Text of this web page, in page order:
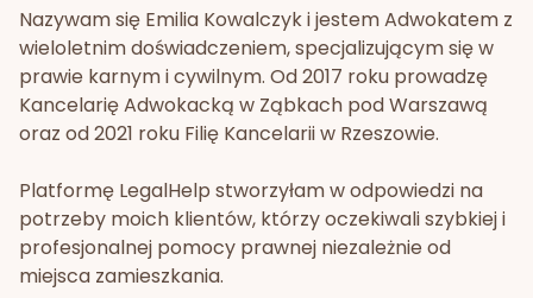
Nazywam się Emilia Kowalczyk i jestem Adwokatem z
wieloletnim doświadczeniem, specjalizującym się w
prawie karnym i cywilnym. Od 2017 roku prowadzę
Kancelarię Adwokacką w Ząbkach pod Warszawą
oraz od 2021 roku Filię Kancelarii w Rzeszowie.
Platformę LegalHelp stworzyłam w odpowiedzi na
potrzeby moich klientów, którzy oczekiwali szybkiej i
profesjonalnej pomocy prawnej niezależnie od
miejsca zamieszkania.